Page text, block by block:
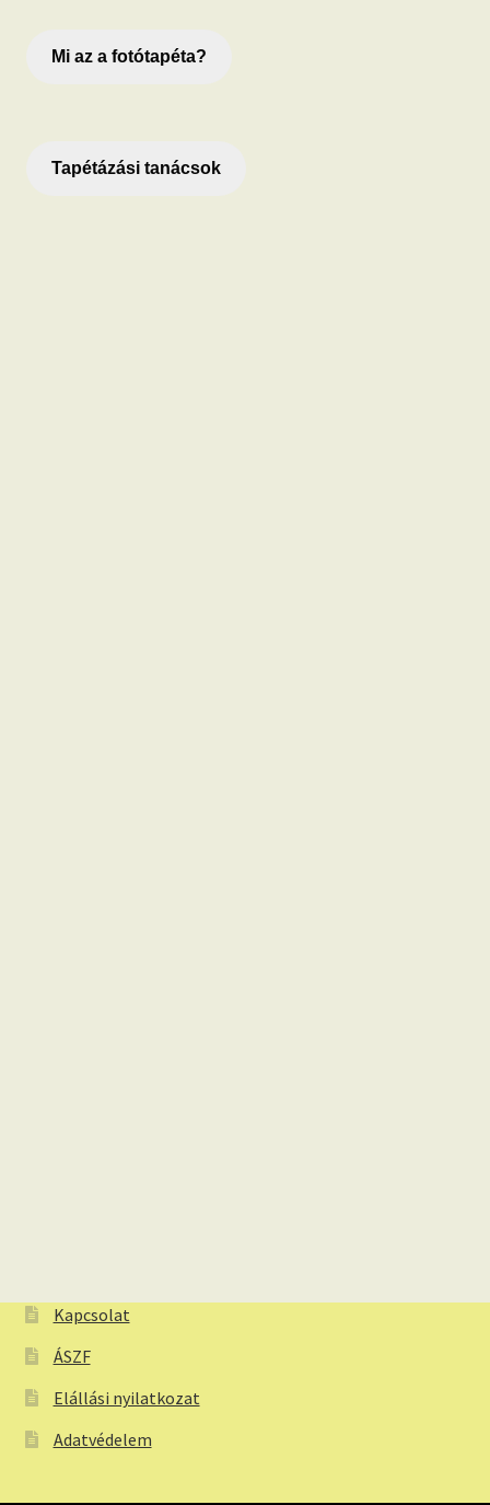
Mi az a fotótapéta?
Tapétázási tanácsok
Kapcsolat
ÁSZF
Elállási nyilatkozat
Adatvédelem